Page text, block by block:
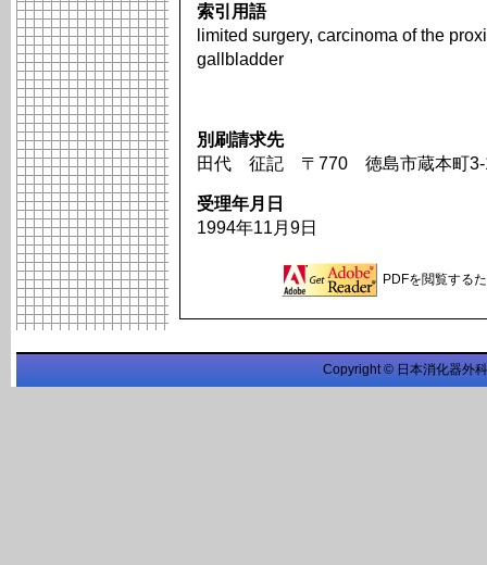
索引用語
limited surgery, carcinoma of the
gallbladder
別刷請求先
田代 征記 〒770 徳島市蔵本町3-
受理年月日
1994年11月9日
PDFを閲覧する
Copyright © 日本消化器外